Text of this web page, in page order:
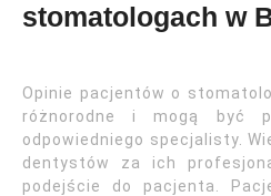
stomatologach w
Opinie pacjentów o
różnorodne i mogą być
odpowiedniego specjalisty.
dentystów za ich
podejście do pacjenta.